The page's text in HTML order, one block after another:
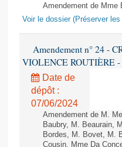
Amendement de Mme
Voir le dossier (Préserver
Amendement n° 24 -
VIOLENCE ROUTIÈRE -
Date de
dépôt :
07/06/2024
Amendement de M.
Baubry, M. Beaurain,
Bordes, M. Bovet, M.
Cousin, Mme Da